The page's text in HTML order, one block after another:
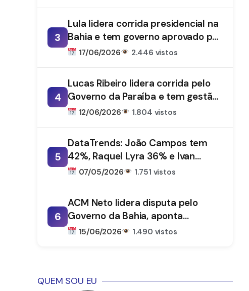
3
Lula lidera corrida presidencial na
Bahia e tem governo aprovado por
61%, aponta DataTrends
17/06/2026 2.446 vistos
4
Lucas Ribeiro lidera corrida pelo
Governo da Paraíba e tem gestão
aprovada por 66%, aponta
12/06/2026 1.804 vistos
5
DataTrends: João Campos tem
42%, Raquel Lyra 36% e Ivan
Moraes 1%
07/05/2026 1.751 vistos
6
ACM Neto lidera disputa pelo
Governo da Bahia, aponta
DataTrends
15/06/2026 1.490 vistos
QUEM SOU EU